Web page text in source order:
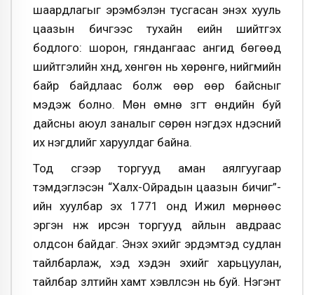
шаардлагыг эрэмбэлэн тусгасан энэхүү хууль
цаазын бичгээс тухайн үеийн шийтгэх
бодлого: шорон, гяндангаас ангид бөгөөд
шийтгэлийн хүнд, хөнгөн нь хөрөнгө, нийгмийн
байр байдлаас болж өөр өөр байсныг
мэдэж болно. Мөн өмнө зүгт өндийн буй
дайсны аюул заналыг сөрөн нэгдэх үндэсний
их нэгдлийг харуулдаг байна.
Тод үсгээр торгууд аман аялгуугаар
тэмдэглэсэн “Халх-Ойрадын цаазын бичиг”-
ийн хуулбар эх 1771 онд Ижил мөрнөөс
эргэн нүүж ирсэн торгууд айлын авдраас
олдсон байдаг. Энэхүү эхийг эрдэмтэд судлан
тайлбарлаж, хэд хэдэн эхийг харьцуулан,
тайлбар зүүлтийн хамт хэвлүүлсэн нь буй. Нэгэнт